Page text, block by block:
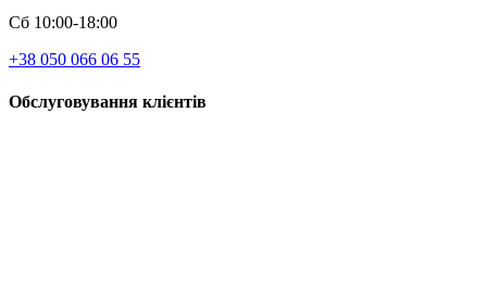
Сб 10:00-18:00
+38 050 066 06 55
Обслуговування клієнтів